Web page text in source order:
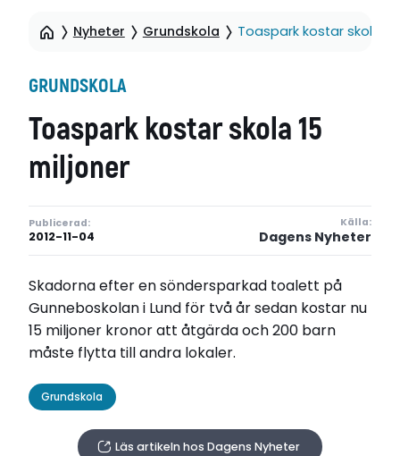
Nyheter Grundskola Toaspark kostar skola
GRUNDSKOLA
Toaspark kostar skola 15
miljoner
Publicerad:
2012-11-04
Källa:
Dagens Nyheter
Skadorna efter en söndersparkad toalett på
Gunneboskolan i Lund för två år sedan kostar nu
15 miljoner kronor att åtgärda och 200 barn
måste flytta till andra lokaler.
Grundskola
Läs artikeln hos Dagens Nyheter